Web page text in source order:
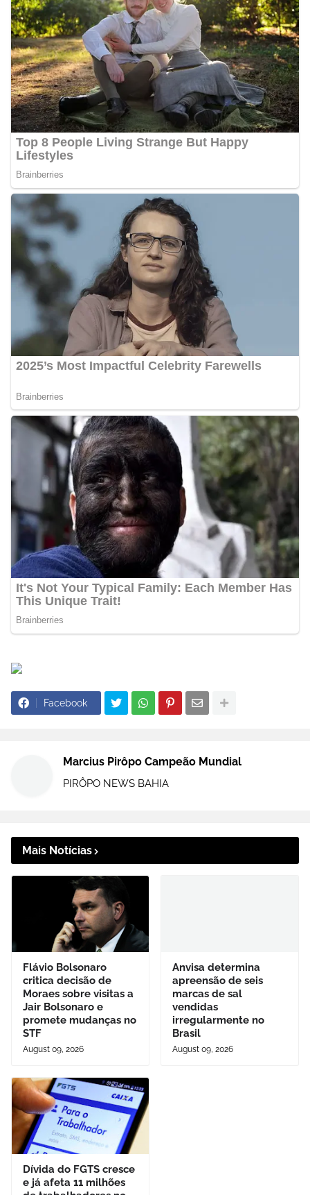
Facebook
Marcius Pirôpo Campeão Mundial
PIRÔPO NEWS BAHIA
Mais Notícias
Flávio Bolsonaro
critica decisão de
Moraes sobre visitas a
Jair Bolsonaro e
promete mudanças no
STF
August 09, 2026
Anvisa determina
apreensão de seis
marcas de sal
vendidas
irregularmente no
Brasil
August 09, 2026
Dívida do FGTS cresce
e já afeta 11 milhões